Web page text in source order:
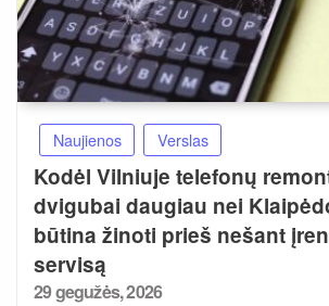
Naujienos Verslas
Kodėl Vilniuje telefonų
dvigubai daugiau nei
būtina žinoti prieš nešant
servisą
Posted
29 gegužės, 2026